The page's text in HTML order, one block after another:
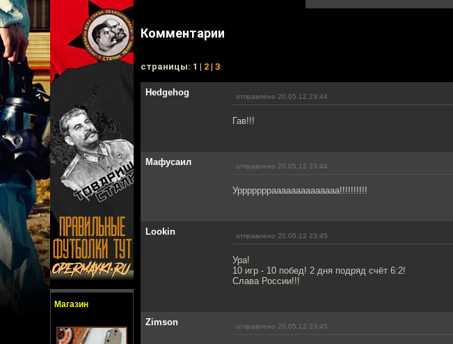
Магазин
Комментарии
cтраницы: 1 | 2 | 3
Hedgehog отправлено 20.05.12 23:44
Гав!!!
Мафусаил отправлено 20.05.12 23:44
Уррррррраааааааааааааа!!!!!!!!!!
Lookin отправлено 20.05.12 23:45
Ура!
10 игр - 10 побед! 2 дня подряд счёт 6:2!
Слава России!!!
Zimson отправлено 20.05.12 23:45